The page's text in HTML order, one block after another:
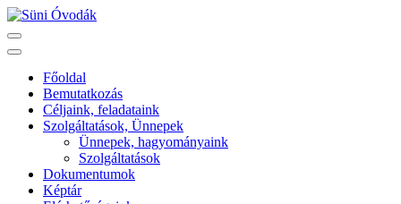
Skip
to
content
Enter)
Főoldal
Bemutatkozás
Céljaink, feladataink
Szolgáltatások, Ünnepek
Ünnepek, hagyományaink
Szolgáltatások
Dokumentumok
Képtár